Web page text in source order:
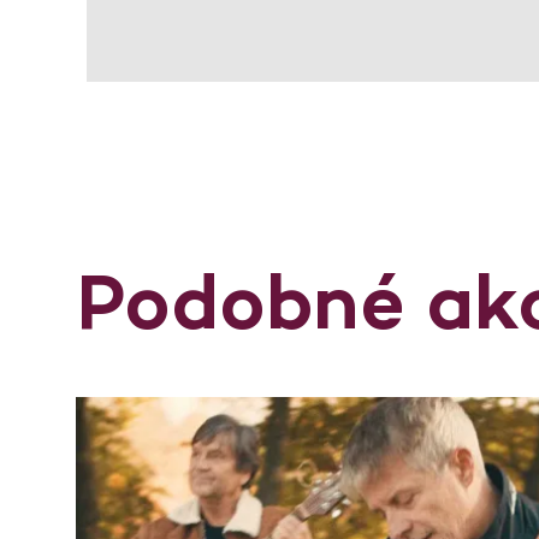
Podobné